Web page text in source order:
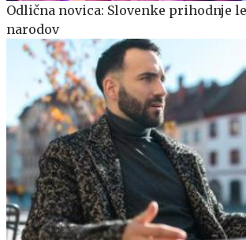
Odlična novica: Slovenke prihodnje
narodov